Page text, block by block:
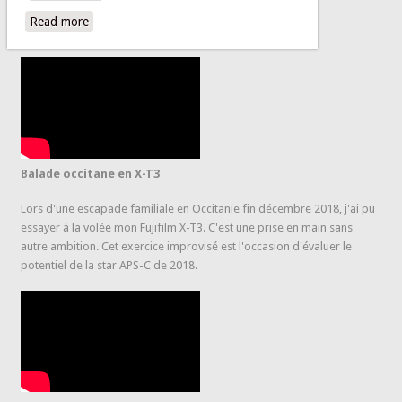
Read moreabout Réduire la taille des PDF sous Mac OS X
Balade occitane en X-T3
Lors d'une escapade familiale en Occitanie fin décembre 2018, j'ai pu
essayer à la volée mon Fujifilm X-T3. C'est une prise en main sans
autre ambition. Cet exercice improvisé est l'occasion d'évaluer le
potentiel de la star APS-C de 2018.